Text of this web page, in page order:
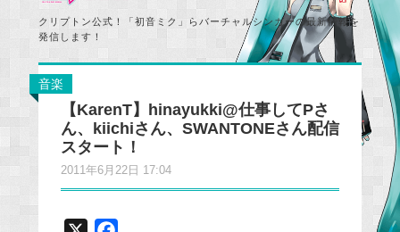
クリプトン公式！「初音ミク」らバーチャルシンガーの最新情報を
発信します！
音楽
【KarenT】hinayukki@仕事してPさ
ん、kiichiさん、SWANTONEさん配信
スタート！
2011年6月22日 17:04